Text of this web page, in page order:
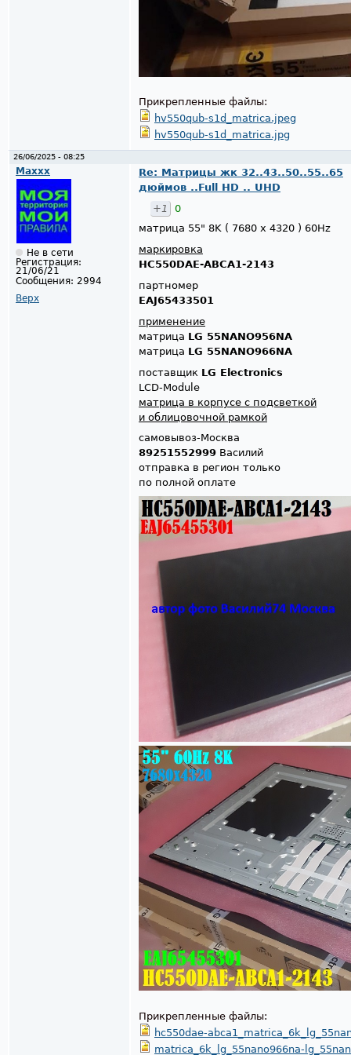
Прикрепленные файлы:
hv550qub-s1d_matrica.jpeg
hv550qub-s1d_matrica.jpg
26/06/2025 - 08:25
Maxxx
Не в сети
Регистрация:
21/06/21
Сообщения: 2994
Верх
Re: Матрицы жк 32..43..50..55..65
дюймов ..Full HD .. UHD
+1
0
матрица 55" 8K ( 7680 x 4320 ) 60Hz
маркировка
HC550DAE-ABCA1-2143
партномер
EAJ65433501
применение
матрица LG 55NANO956NA
матрица LG 55NANO966NA
поставщик LG Electronics
LCD-Module
матрица в корпусе с подсветкой
и облицовочной рамкой
самовывоз-Москва
89251552999 Василий
отправка в регион только
по полной оплате
Прикрепленные файлы:
hc550dae-
matrica_6k_lg_55nano966na-